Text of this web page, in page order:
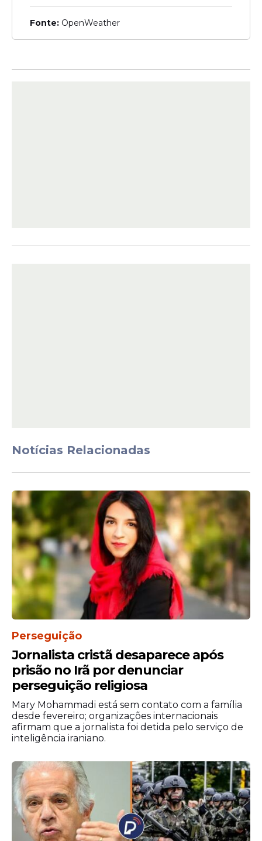
Fonte: OpenWeather
Notícias Relacionadas
Perseguição
Jornalista cristã desaparece após
prisão no Irã por denunciar
perseguição religiosa
Mary Mohammadi está sem contato com a família
desde fevereiro; organizações internacionais
afirmam que a jornalista foi detida pelo serviço de
inteligência iraniano.